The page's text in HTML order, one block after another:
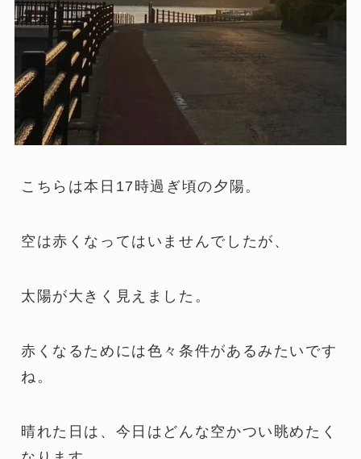
こちらは本日17時過ぎ頃の夕陽。
空は赤くなってはいませんでしたが、
太陽が大きく見えました。
赤くなるためには色々条件があるみたいです
ね。
晴れた日は、今日はどんな空かつい眺めたく